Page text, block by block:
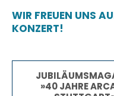
WIR FREUEN UNS
KONZERT!
»40 JAHRE